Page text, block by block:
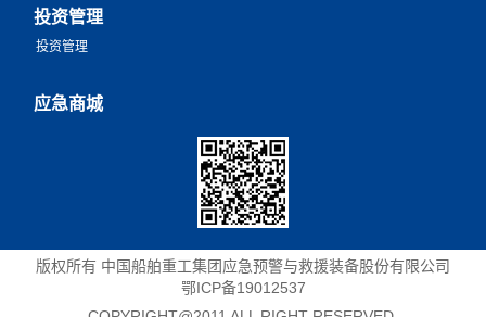
投资管理
投资管理
应急商城
版权所有 中国船舶重工集团应急预警与救援装备股份有限公司
鄂ICP备19012537